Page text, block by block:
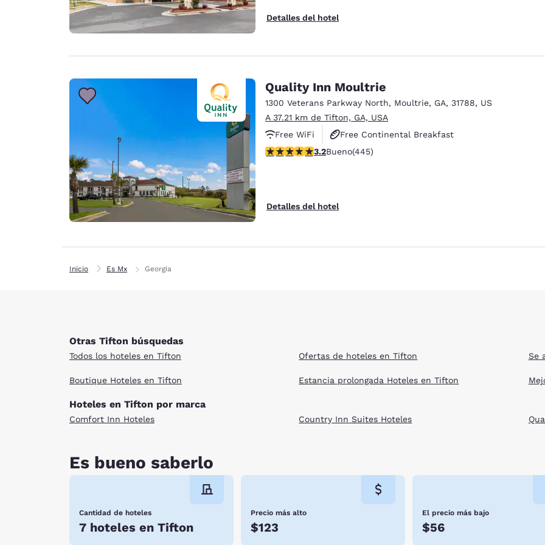
Detalles del hotel
Quality Inn Moultrie
1300 Veterans Parkway North, Moultrie, GA, 31788, US
A 37.21 km de Tifton, GA, USA
Free WiFi
Free Continental Breakfast
Free Hot Breakfast
calificación de 3.2 estrellas. Bueno. 445 reseñas
3.2Bueno(445)
Detalles del hotel
Inicio Es Mx Georgia
Otras Tifton búsquedas
Todos los hoteles en Tifton
Boutique Hoteles en Tifton
Ofertas de hoteles en Tifton
Estancia prolongada Hoteles en Tifton
Se
Hoteles en Tifton por marca
Comfort Inn Hoteles Country Inn Suites Hoteles
Es bueno saberlo
Cantidad de hoteles
7 hoteles en Tifton
Precio más alto
$123
El precio más bajo
$56